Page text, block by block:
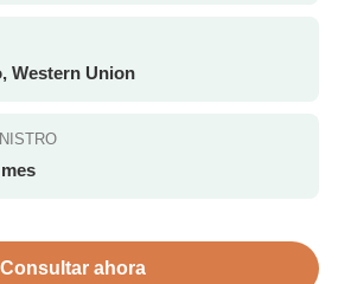
Western Union
Consultar ahora